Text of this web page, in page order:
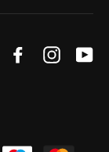
Facebook